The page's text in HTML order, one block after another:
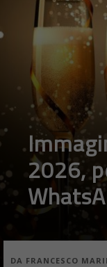
2026,
DA FRANCESCO